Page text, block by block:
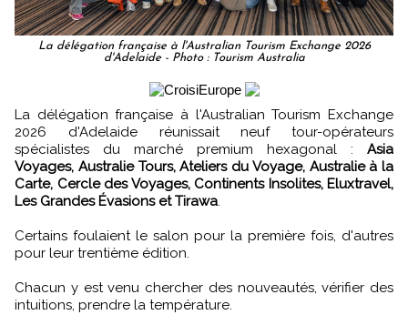
La délégation française à l'Australian Tourism Exchange 2026
d'Adelaide - Photo : Tourism Australia
La délégation française à l'Australian Tourism Exchange
2026 d'Adelaide réunissait neuf tour-opérateurs
spécialistes du marché premium hexagonal : Asia
Voyages, Australie Tours, Ateliers du Voyage, Australie à la
Carte, Cercle des Voyages, Continents Insolites, Eluxtravel,
Les Grandes Évasions et Tirawa.
Certains foulaient le salon pour la première fois, d'autres
pour leur trentième édition.
Chacun y est venu chercher des nouveautés, vérifier des
intuitions, prendre la température.